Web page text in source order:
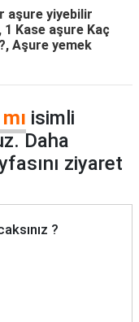
aşure yiyebilir
1 Kase aşure Kaç
Aşure yemek
isimli
Daha
ziyaret
?